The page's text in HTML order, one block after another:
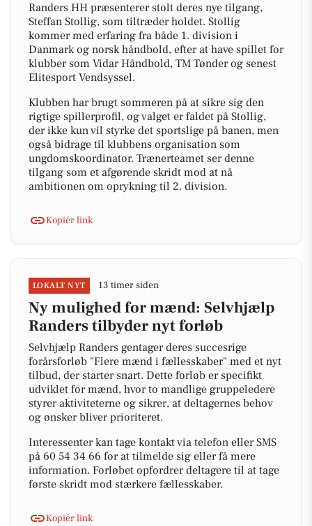
Randers HH præsenterer stolt deres nye tilgang,
Steffan Stollig, som tiltræder holdet. Stollig
kommer med erfaring fra både 1. division i
Danmark og norsk håndbold, efter at have spillet for
klubber som Vidar Håndbold, TM Tønder og senest
Elitesport Vendsyssel.
Klubben har brugt sommeren på at sikre sig den
rigtige spillerprofil, og valget er faldet på Stollig,
der ikke kun vil styrke det sportslige på banen, men
også bidrage til klubbens organisation som
ungdomskoordinator. Trænerteamet ser denne
tilgang som et afgørende skridt mod at nå
ambitionen om oprykning til 2. division.
Kopiér link
LOKALT NYT 13 timer siden
Ny mulighed for mænd: Selvhjælp
Randers tilbyder nyt forløb
Selvhjælp Randers gentager deres succesrige
forårsforløb "Flere mænd i fællesskaber" med et nyt
tilbud, der starter snart. Dette forløb er specifikt
udviklet for mænd, hvor to mandlige gruppeledere
styrer aktiviteterne og sikrer, at deltagernes behov
og ønsker bliver prioriteret.
Interessenter kan tage kontakt via telefon eller SMS
på 60 54 34 66 for at tilmelde sig eller få mere
information. Forløbet opfordrer deltagere til at tage
første skridt mod stærkere fællesskaber.
Kopiér link